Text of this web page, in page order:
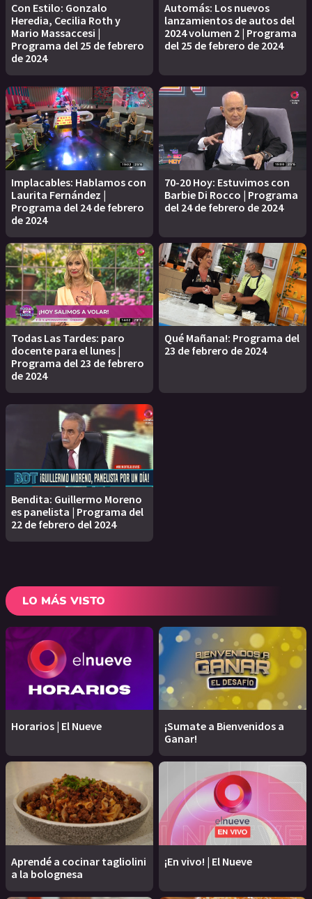
Con Estilo: Gonzalo
Heredia, Cecilia Roth y
Mario Massaccesi |
Programa del 25 de febrero
de 2024
Automás: Los nuevos
lanzamientos de autos del
2024 volumen 2 | Programa
del 25 de febrero de 2024
Implacables: Hablamos con
Laurita Fernández |
Programa del 24 de febrero
de 2024
70-20 Hoy: Estuvimos con
Barbie Di Rocco | Programa
del 24 de febrero de 2024
Todas Las Tardes: paro
docente para el lunes |
Programa del 23 de febrero
de 2024
Qué Mañana!: Programa del
23 de febrero de 2024
Bendita: Guillermo Moreno
es panelista | Programa del
22 de febrero del 2024
LO MÁS VISTO
Horarios | El Nueve
¡Sumate a Bienvenidos a
Ganar!
Aprendé a cocinar tagliolini
a la bolognesa
¡En vivo! | El Nueve